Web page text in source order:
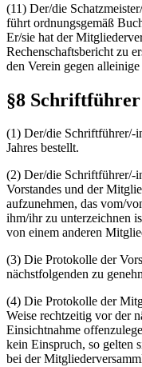
(11) Der/die
führt ordnungsgemäß
Er/sie hat der
Rechenschaftsbericht zu
den Verein gegen
§8
(1) Der/die Schriftführer/-
Jahres bestellt.
(2) Der/die Schriftführer/-
Vorstandes und der
aufzunehmen, das vom/
ihm/ihr zu unterzeichnen
von einem anderen
(3) Die Protokolle der
nächstfolgenden zu
(4) Die Protokolle der
Weise rechtzeitig vor der
Einsichtnahme
kein Einspruch, so gelten
bei der